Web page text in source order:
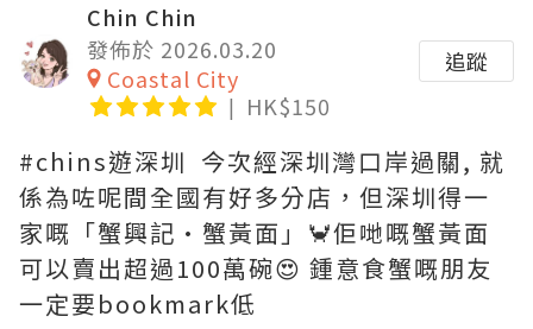
Chin Chin
發佈於 2026.03.20
Coastal City
HK$150
追蹤
#chins遊深圳 今次經深圳灣口岸過關, 就
係為咗呢間全國有好多分店，但深圳得一
家嘅「蟹興記·蟹黃面」🦀佢哋嘅蟹黃面
可以賣出超過100萬碗😍 鍾意食蟹嘅朋友
一定要bookmark低